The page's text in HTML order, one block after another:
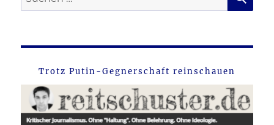
nach:
Trotz Putin-Gegnerschaft reinschauen